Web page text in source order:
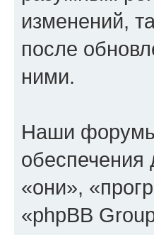
изменений,
после
ними.
Наши форумы
«они»,
«phpBB